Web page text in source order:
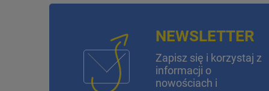
NEWSLETTER
Zapisz się i korzystaj z
informacji o
nowościach i